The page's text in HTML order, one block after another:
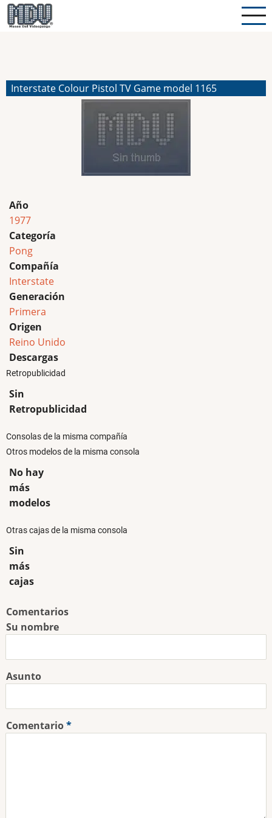
Pasar
al
Interstate Colour Pistol TV Game model 1165
Año
1977
Categoría
Pong
Compañía
Interstate
Generación
Primera
Origen
Reino Unido
Descargas
Retropublicidad
Sin
Retropublicidad
Consolas de la misma compañía
Otros modelos de la misma consola
No hay
más
modelos
Otras cajas de la misma consola
Sin
más
cajas
Comentarios
Su nombre
Asunto
Comentario